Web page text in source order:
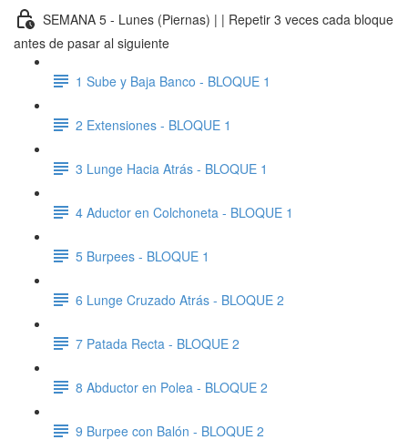
SEMANA 5 - Lunes (Piernas) | | Repetir 3 veces cada bloque
antes de pasar al siguiente
1 Sube y Baja Banco - BLOQUE 1
2 Extensiones - BLOQUE 1
3 Lunge Hacia Atrás - BLOQUE 1
4 Aductor en Colchoneta - BLOQUE 1
5 Burpees - BLOQUE 1
6 Lunge Cruzado Atrás - BLOQUE 2
7 Patada Recta - BLOQUE 2
8 Abductor en Polea - BLOQUE 2
9 Burpee con Balón - BLOQUE 2